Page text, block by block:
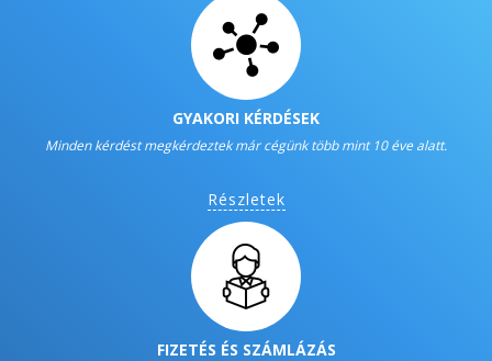
GYAKORI KÉRDÉSEK
Minden kérdést megkérdeztek már cégünk több mint 10 éve alatt.
Részletek
FIZETÉS ÉS SZÁMLÁZÁS